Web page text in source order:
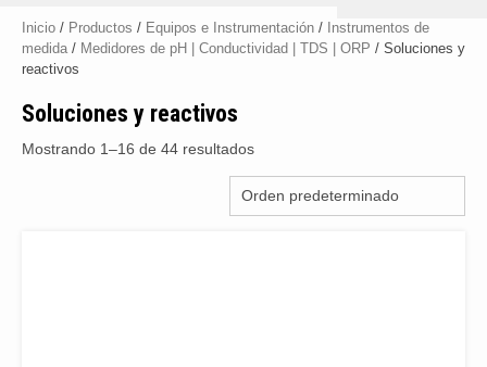
Inicio / Productos / Equipos e Instrumentación / Instrumentos de
medida / Medidores de pH | Conductividad | TDS | ORP / Soluciones y
reactivos
Soluciones y reactivos
Mostrando 1–16 de 44 resultados